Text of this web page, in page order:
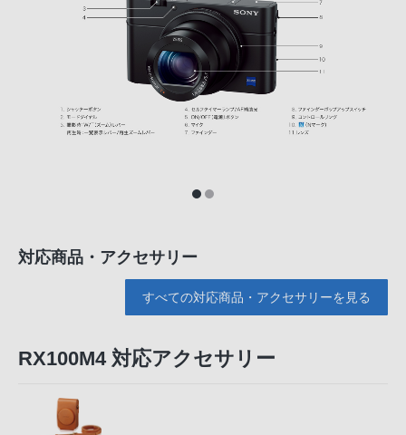
対応商品・アクセサリー
すべての対応商品・アクセサリーを見る
RX100M4 対応アクセサリー